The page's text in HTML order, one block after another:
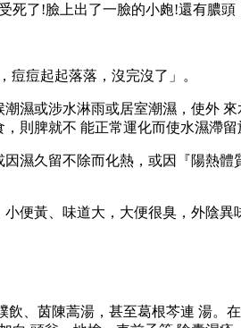
了!臉上出了一臉的小皰!還有膿頭
痘起起落落，沒完沒了」。
或涉水淋雨或居室潮濕，使外
則脾就不 能正常運化而使水濕滯留
久留不除而化熱，或因『陽熱
黃、味道大，大便很臭，外陰異
茵陳蒿湯，甚至葛根芩連 湯。